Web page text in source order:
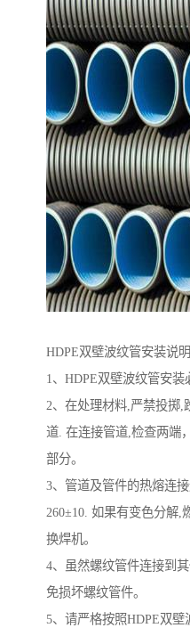
HDPE双壁波纹管安装说明
1、HDPE双壁波纹管安装
2、在处理材料,严禁投掷,
道. 在连接管道,检查两端
部分。
3、管道及管件的热熔连
260±10. 如果有变色分解,
换焊机。
4、虽然螺纹管件连接到
免损坏螺纹管件。
5、请严格按照HDPE双